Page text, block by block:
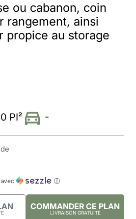
ou cabanon, coin
rangement, ainsi
propice au storage
PI² -
avec ⓘ
COMMANDER CE PLAN
LIVRAISON GRATUITE